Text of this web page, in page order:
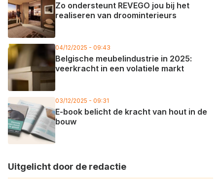
Zo ondersteunt REVEGO jou bij het
realiseren van droominterieurs
04/12/2025 - 09:43
Belgische meubelindustrie in 2025:
veerkracht in een volatiele markt
03/12/2025 - 09:31
E-book belicht de kracht van hout in de
bouw
Uitgelicht door de redactie